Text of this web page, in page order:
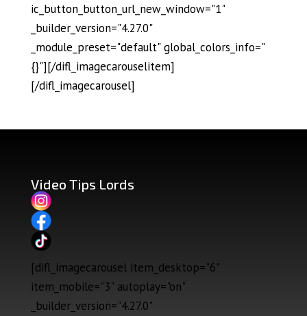
ic_button_button_url_new_window="1"
_builder_version="4.27.0"
_module_preset="default" global_colors_info="
{}"][/difl_imagecarouselitem]
[/difl_imagecarousel]
Video Tips Lords
[difl_imagecarousel item_desktop="6"
item_mobile="3" autoplay="on"
_builder_version="4.27.0"